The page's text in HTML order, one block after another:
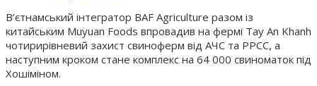
В’єтнамський інтегратор BAF Agriculture разом із
китайським Muyuan Foods впровадив на фермі Tay An Khanh
чотирирівневий захист свиноферм від АЧС та РРСС, а
наступним кроком стане комплекс на 64 000 свиноматок під
Хошіміном.